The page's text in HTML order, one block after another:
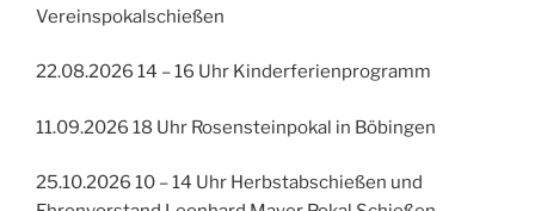
Vereinspokalschießen
22.08.2026 14 – 16 Uhr Kinderferienprogramm
11.09.2026 18 Uhr Rosensteinpokal in Böbingen
25.10.2026 10 – 14 Uhr Herbstabschießen und